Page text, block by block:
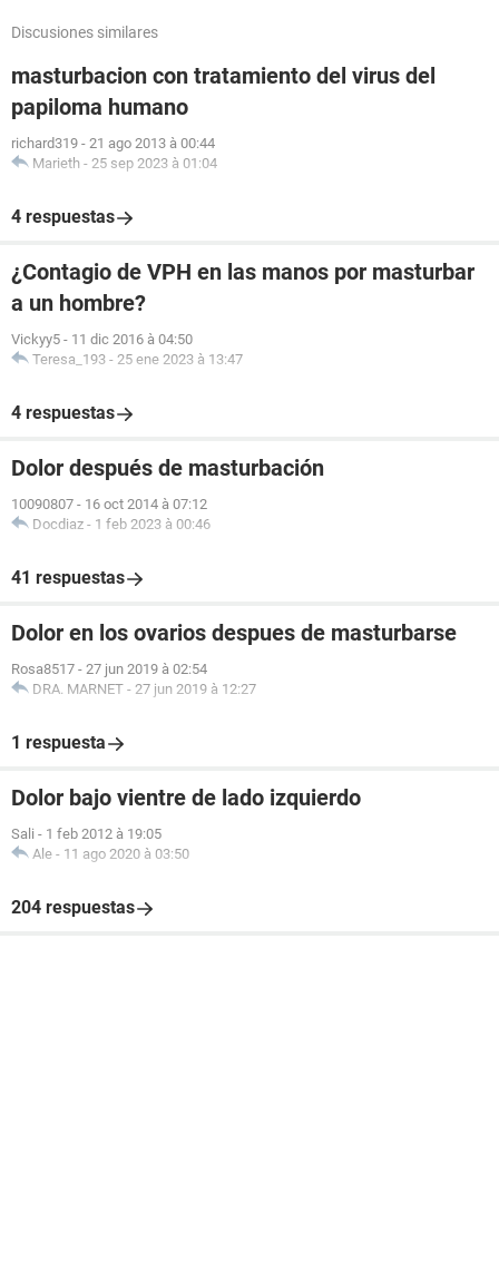
Discusiones similares
masturbacion con tratamiento del virus del
papiloma humano
richard319 - 21 ago 2013 à 00:44
Marieth - 25 sep 2023 à 01:04
4 respuestas
¿Contagio de VPH en las manos por masturbar
a un hombre?
Vickyy5 - 11 dic 2016 à 04:50
Teresa_193 - 25 ene 2023 à 13:47
4 respuestas
Dolor después de masturbación
10090807 - 16 oct 2014 à 07:12
Docdiaz - 1 feb 2023 à 00:46
41 respuestas
Dolor en los ovarios despues de masturbarse
Rosa8517 - 27 jun 2019 à 02:54
DRA. MARNET - 27 jun 2019 à 12:27
1 respuesta
Dolor bajo vientre de lado izquierdo
Sali - 1 feb 2012 à 19:05
Ale - 11 ago 2020 à 03:50
204 respuestas